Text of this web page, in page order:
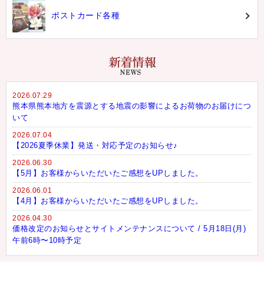
ポストカード各種
2026.07.29
熊本県熊本地方を震源とする地震の影響によるお荷物のお届けにつ
いて
2026.07.04
【2026夏季休業】発送・対応予定のお知らせ♪
2026.06.30
【5月】お客様からいただいたご感想をUPしました。
2026.06.01
【4月】お客様からいただいたご感想をUPしました。
2026.04.30
価格改定のお知らせとサイトメンテナンスについて / 5月18日(月)
午前6時〜10時予定